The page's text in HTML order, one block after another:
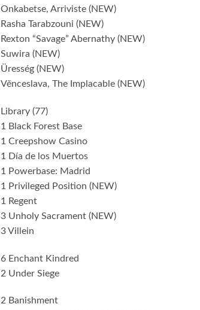
Onkabetse, Arriviste (NEW)
Rasha Tarabzouni (NEW)
Rexton “Savage” Abernathy (NEW)
Suwira (NEW)
Üresség (NEW)
Věnceslava, The Implacable (NEW)
Library (77)
1 Black Forest Base
1 Creepshow Casino
1 Día de los Muertos
1 Powerbase: Madrid
1 Privileged Position (NEW)
1 Regent
3 Unholy Sacrament (NEW)
3 Villein
6 Enchant Kindred
2 Under Siege
2 Banishment